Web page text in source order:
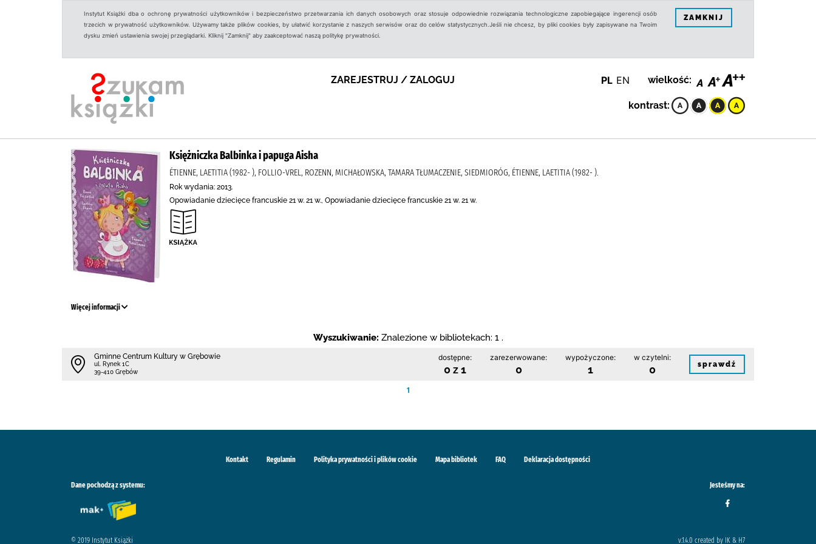
Instytut Książki dba o ochronę prywatności użytkowników i bezpieczeństwo przetwarzania ich danych osobowych oraz stosuje odpowiednie rozwiązania technologiczne zapobiegające ingerencji osób
trzecich w prywatność użytkowników. Używamy także plików cookies, by ułatwić korzystanie z naszych serwisów oraz do celów statystycznych.Jeśli nie chcesz, by pliki cookies były zapisywane na Twoim
dysku zmień ustawienia swojej przeglądarki. Kliknij "Zamknij" aby zaakceptować naszą politykę prywatności.
ZAMKNIJ
ZAREJESTRUJ / ZALOGUJ PL EN wielkość:
kontrast:
Księżniczka Balbinka i papuga Aisha
ÉTIENNE, LAETITIA (1982- ), FOLLIO-VREL, ROZENN, MICHAŁOWSKA, TAMARA TŁUMACZENIE, SIEDMIORÓG, ÉTIENNE, LAETITIA (1982- ).
Rok wydania: 2013.
Opowiadanie dziecięce francuskie 21 w. 21 w., Opowiadanie dziecięce francuskie 21 w. 21 w.
Więcej informacji
Wyszukiwanie: Znalezione w bibliotekach: 1 .
Gminne Centrum Kultury w Grębowie
ul. Rynek 1C
39-410 Grębów
dostępne:
0 z 1
zarezerwowane:
0
wypożyczone:
1
w czytelni:
0 sprawdź
1
Kontakt Regulamin Polityka prywatności i plików cookie Mapa bibliotek FAQ Deklaracja dostępności
Dane pochodzą z systemu: Jesteśmy na:
© 2019 Instytut Książki v.1.4.0 created by IK & H7